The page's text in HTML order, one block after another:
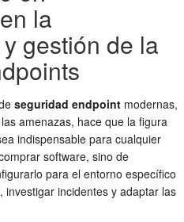
la
gestión de la
seguridad endpoint modernas,
amenazas, hace que la figura
indispensable para cualquier
software, sino de
para el entorno específico
incidentes y adaptar las